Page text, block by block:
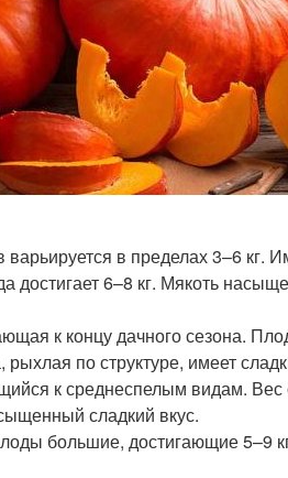
в пределах 3–6 кг.
6–8 кг. Мякоть
к концу дачного сезона.
по структуре, имеет
к среднеспелым видам. Вес
сладкий вкус.
большие, достигающие 5–9